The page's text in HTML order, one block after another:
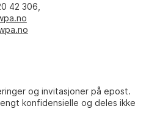
42 306,
og invitasjoner på epost.
konfidensielle og deles ikke